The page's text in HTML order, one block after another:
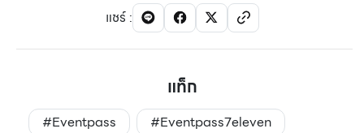
แชร์:
แท็ก
#Eventpass
#Eventpass7eleven